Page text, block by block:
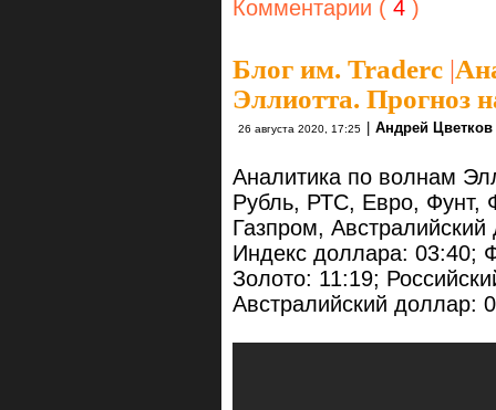
Комментарии ( 4 )
Блог им. Traderc |
Эллиотта. Прогноз
26 августа 2020, 17:25 Андрей Цветков
Аналитика по волнам
Рубль, РТС, Евро, Фунт,
Газпром,
Индекс доллара: 03:40;
Золото: 11:19;
Австралийский доллар: